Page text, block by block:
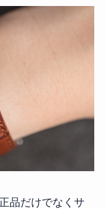
品だけでなくサ